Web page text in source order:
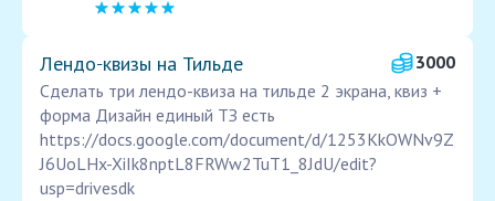
Лендо‑квизы на Тильде
3000
Сделать три лендо-квиза на тильде 2 экрана, квиз +
форма Дизайн единый ТЗ есть
https://docs.google.com/document/d/1253KkOWNv9Z
J6UoLHx-XiIk8nptL8FRWw2TuT1_8JdU/edit?
usp=drivesdk